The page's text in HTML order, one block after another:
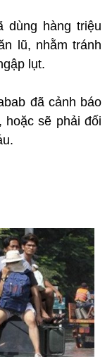
dùng hàng triệu
lũ, nhằm tránh
lụt.
đã cảnh báo
hoặc sẽ phải đối